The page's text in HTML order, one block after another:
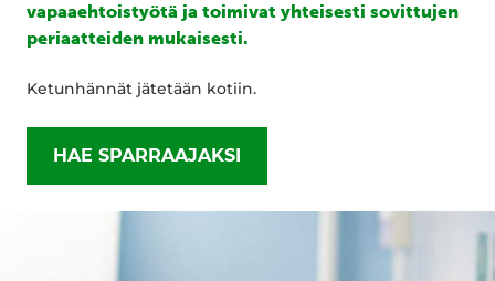
vapaaehtoistyötä ja toimivat yhteisesti sovittujen
periaatteiden mukaisesti.
Ketunhännät jätetään kotiin.
HAE SPARRAAJAKSI